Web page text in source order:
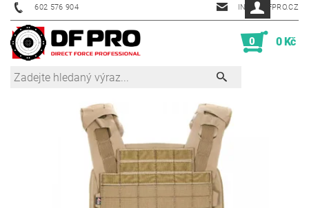
602 576 904 INFO@DFPRO.CZ
0 0 Kč